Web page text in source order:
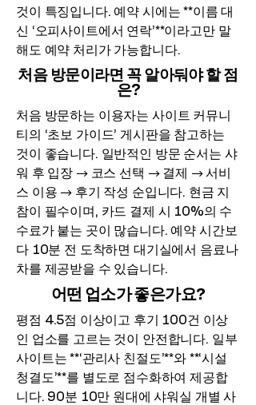
것이 특징입니다. 예약 시에는 **이름 대
신 ‘오피사이트에서 연락’**이라고만 말
해도 예약 처리가 가능합니다.
처음 방문이라면 꼭 알아둬야 할 점
은?
처음 방문하는 이용자는 사이트 커뮤니
티의 ‘초보 가이드’ 게시판을 참고하는
것이 좋습니다. 일반적인 방문 순서는 샤
워 후 입장 → 코스 선택 → 결제 → 서비
스 이용 → 후기 작성 순입니다. 현금 지
참이 필수이며, 카드 결제 시 10%의 수
수료가 붙는 곳이 많습니다. 예약 시간보
다 10분 전 도착하면 대기실에서 음료나
차를 제공받을 수 있습니다.
어떤 업소가 좋은가요?
평점 4.5점 이상이고 후기 100건 이상
인 업소를 고르는 것이 안전합니다. 일부
사이트는 **‘관리사 친절도’**와 **‘시설
청결도’**를 별도로 점수화하여 제공합
니다. 90분 10만 원대에 샤워실 개별 사